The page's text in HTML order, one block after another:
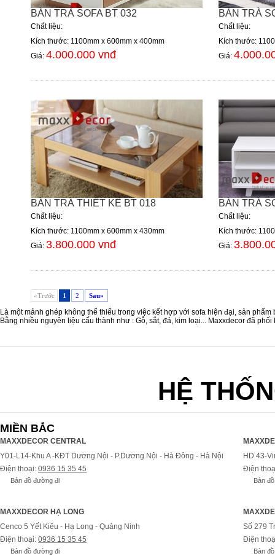
BÀN TRÀ SOFA BT 032
Chất liệu:
Kích thước: 1100mm x 600mm x 400mm
Giá: 4.000.000 vnđ
BÀN TRÀ
Chất liệu:
Kích thước:
Giá:
BÀN TRÀ THIẾT KẾ BT 018
Chất liệu:
Kích thước: 1100mm x 600mm x 430mm
Giá: 3.800.000 vnđ
BÀN TRÀ
Chất liệu:
Kích thước:
Giá:
«Trước 1 2 Sau»
Là một mảnh ghép không thể thiếu trong việc kết hợp với sofa hiện đại, sản
Bằng nhiều nguyên liệu cấu thành như : Gỗ, sắt, đá, kim loại... Maxxdecor đã
HỆ
MIỀN BẮC
MAXXDECOR CENTRAL
Y01-L14-Khu A -KĐT Dương Nội - P.Dương Nội - Hà Đông - Hà Nội
Điện thoại: 0936 15 35 45
Bản đồ đường đi
HD 43-
Điện
Bản
MAXXDECOR HẠ LONG
Cenco 5 Yết Kiêu - Hạ Long - Quảng Ninh
Điện thoại: 0936 15 35 45
Bản đồ đường đi
Số 279
Điện
Bản